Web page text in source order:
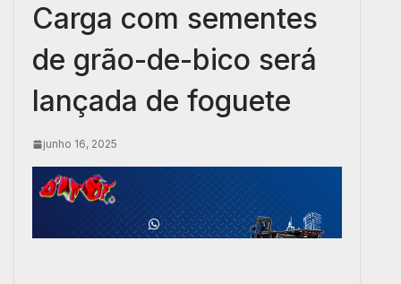
Carga com sementes
de grão-de-bico será
lançada de foguete
junho 16, 2025